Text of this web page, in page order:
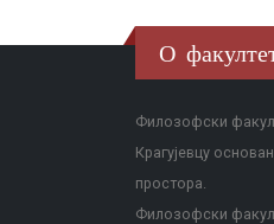
О
Филозофски
Крагујевцу
простора.
Филозофски